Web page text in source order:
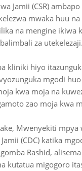
Jamii (CSR)
mwaka huu
na mengine ikiwa
za utekelezaji.
kliniki hiyo
mgodi
kwa moja na
zao moja kwa
Mwenyekiti mpya
(CDC) katika
Rashid,
kutatua migogoro